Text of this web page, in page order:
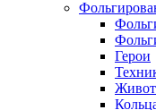
Герои